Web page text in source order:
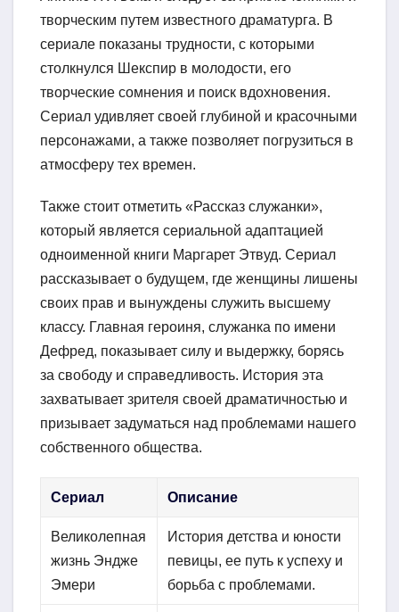
творческим путем известного драматурга. В
сериале показаны трудности, с которыми
столкнулся Шекспир в молодости, его
творческие сомнения и поиск вдохновения.
Сериал удивляет своей глубиной и красочными
персонажами, а также позволяет погрузиться в
атмосферу тех времен.
Также стоит отметить «Рассказ служанки»,
который является сериальной адаптацией
одноименной книги Маргарет Этвуд. Сериал
рассказывает о будущем, где женщины лишены
своих прав и вынуждены служить высшему
классу. Главная героиня, служанка по имени
Дефред, показывает силу и выдержку, борясь
за свободу и справедливость. История эта
захватывает зрителя своей драматичностью и
призывает задуматься над проблемами нашего
собственного общества.
Сериал Описание
Великолепная
жизнь Эндже
Эмери
История детства и юности
певицы, ее путь к успеху и
борьба с проблемами.